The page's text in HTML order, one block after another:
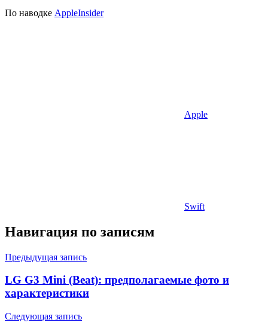
По наводке AppleInsider
Apple
Swift
Навигация по записям
Предыдущая запись
LG G3 Mini (Beat): предполагаемые фото и
характеристики
Следующая запись